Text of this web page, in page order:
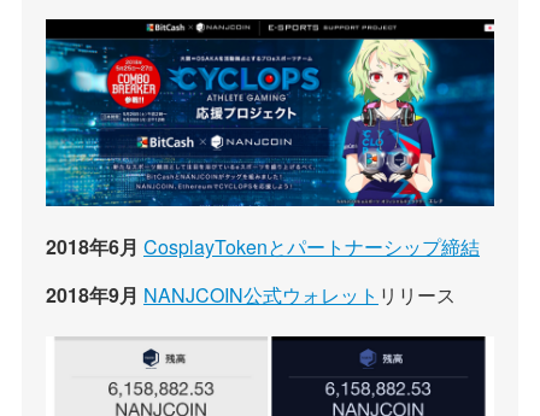
2018年6月 CosplayTokenとパートナーシップ締結
2018年9月 NANJCOIN公式ウォレット リリース